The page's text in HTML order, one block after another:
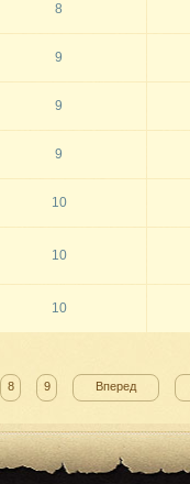
8
9
9
9
10
10
10
8 9 Вперед